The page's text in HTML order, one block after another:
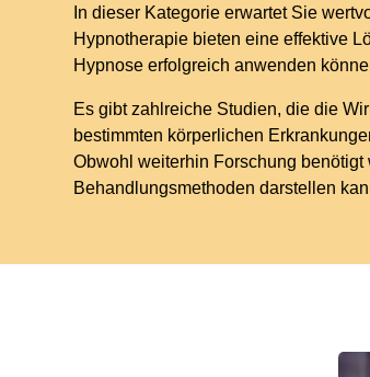
In dieser Kategorie erwartet Sie
Hypnotherapie bieten eine effektive
Hypnose erfolgreich anwenden
Es gibt zahlreiche Studien, die die
bestimmten körperlichen
Obwohl weiterhin Forschung
Behandlungsmethoden darstellen